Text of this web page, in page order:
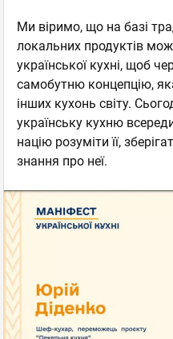
Ми віримо, що на базі
локальних продуктів
української кухні, щоб
самобутню концепцію,
інших кухонь світу.
українську кухню
націю розуміти її,
знання про неї.